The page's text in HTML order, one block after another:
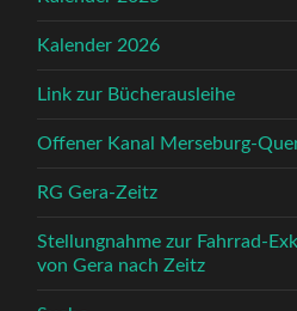
Kalender 2026
Link zur Bücherausleihe
Offener Kanal Merseburg-
RG Gera-Zeitz
Stellungnahme zur Fahrrad-
von Gera nach Zeitz